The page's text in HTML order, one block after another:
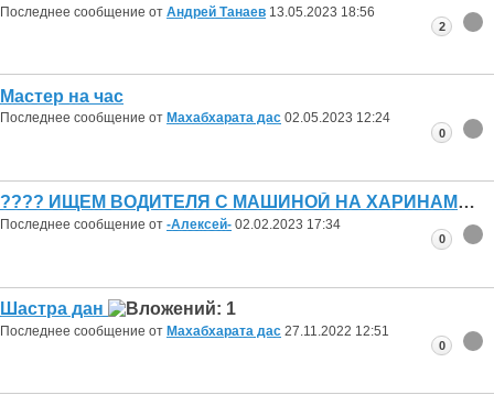
Последнее сообщение от Андрей Танаев 13.05.2023 18:56
2
Мастер на час
Последнее сообщение от Махабхарата дас 02.05.2023 12:24
0
???? ИЩЕМ ВОДИТЕЛЯ С МАШИНОЙ НА ХАРИНАМУ ????
Последнее сообщение от -Алексей- 02.02.2023 17:34
0
Шастра дан
Последнее сообщение от Махабхарата дас 27.11.2022 12:51
0